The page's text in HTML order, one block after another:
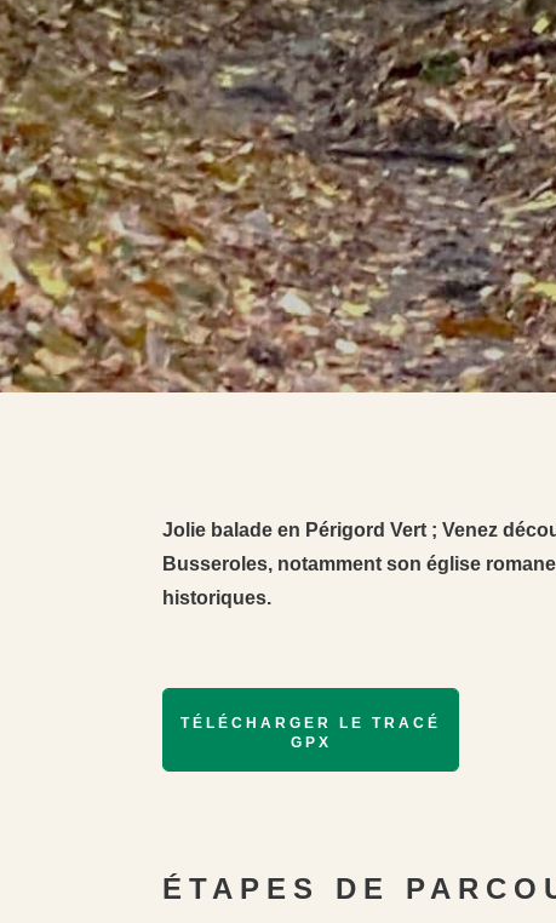
Jolie balade en Périgord Vert ; Venez
Busseroles, notamment son église
historiques.
TÉLÉCHARGER LE TRACÉ
GPX
ÉTAPES DE